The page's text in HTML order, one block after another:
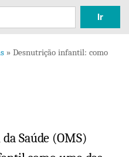
» Desnutrição infantil: como
Saúde (OMS)